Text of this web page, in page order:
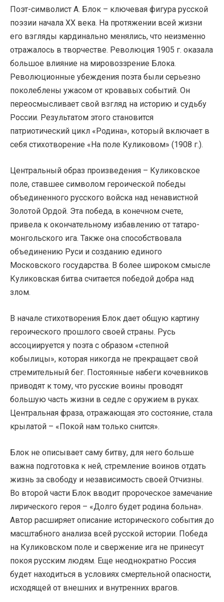
Поэт-символист А. Блок – ключевая фигура русской
поэзии начала XX века. На протяжении всей жизни
его взгляды кардинально менялись, что неизменно
отражалось в творчестве. Революция 1905 г. оказала
большое влияние на мировоззрение Блока.
Революционные убеждения поэта были серьезно
поколеблены ужасом от кровавых событий. Он
переосмысливает свой взгляд на историю и судьбу
России. Результатом этого становится
патриотический цикл «Родина», который включает в
себя стихотворение «На поле Куликовом» (1908 г.).
Центральный образ произведения – Куликовское
поле, ставшее символом героической победы
объединенного русского войска над ненавистной
Золотой Ордой. Эта победа, в конечном счете,
привела к окончательному избавлению от татаро-
монгольского ига. Также она способствовала
объединению Руси и созданию единого
Московского государства. В более широком смысле
Куликовская битва считается победой добра над
злом.
В начале стихотворения Блок дает общую картину
героического прошлого своей страны. Русь
ассоциируется у поэта с образом «степной
кобылицы», которая никогда не прекращает свой
стремительный бег. Постоянные набеги кочевников
приводят к тому, что русские воины проводят
большую часть жизни в седле с оружием в руках.
Центральная фраза, отражающая это состояние, стала
крылатой – «Покой нам только снится».
Блок не описывает саму битву, для него больше
важна подготовка к ней, стремление воинов отдать
жизнь за свободу и независимость своей Отчизны.
Во второй части Блок вводит пророческое замечание
лирического героя – «Долго будет родина больна».
Автор расширяет описание исторического события до
масштабного анализа всей русской истории. Победа
на Куликовском поле и свержение ига не принесут
покоя русским людям. Еще неоднократно Россия
будет находиться в условиях смертельной опасности,
исходящей от внешних и внутренних врагов.